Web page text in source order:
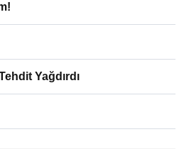
Yağdırdı